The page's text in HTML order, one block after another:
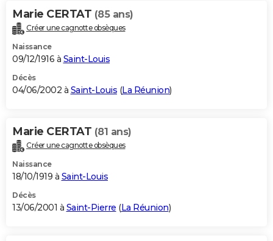
Marie CERTAT (85 ans)
Créer une cagnotte obsèques
Naissance
09/12/1916 à Saint-Louis
Décès
04/06/2002 à Saint-Louis (La Réunion)
Marie CERTAT (81 ans)
Créer une cagnotte obsèques
Naissance
18/10/1919 à Saint-Louis
Décès
13/06/2001 à Saint-Pierre (La Réunion)